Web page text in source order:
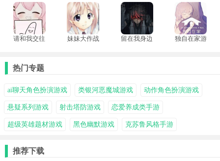
卓版
创的专属夏
日梦物语
请和我交往
妹妹大作战
留在我身边
独自在家游
热门专题
ai聊天角色扮演游戏 类银河恶魔城游戏 动作角色扮演游戏
悬疑系列游戏 射击塔防游戏 恋爱养成类手游
超级英雄题材游戏 黑色幽默游戏 克苏鲁风格手游
推荐下载